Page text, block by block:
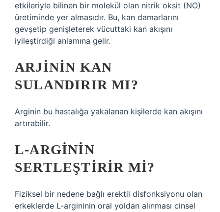
etkileriyle bilinen bir molekül olan nitrik oksit (NO)
üretiminde yer almasıdır. Bu, kan damarlarını
gevşetip genişleterek vücuttaki kan akışını
iyileştirdiği anlamına gelir.
ARJININ KAN
SULANDIRIR MI?
Arginin bu hastalığa yakalanan kişilerde kan akışını
artırabilir.
L-ARGININ
SERTLEŞTIRIR MI?
Fiziksel bir nedene bağlı erektil disfonksiyonu olan
erkeklerde L-argininin oral yoldan alınması cinsel